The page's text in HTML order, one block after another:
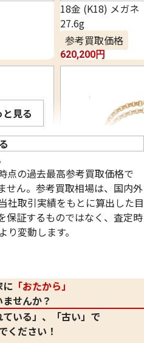
18金 (K18) メガネ
27.6g
参考買取価格
620,200円
と見る
の過去最高参考買取価格で
せん。参考買取相場は、国内外
社取引実績をもとに算出した目
保証するものではなく、査定時
変動します。
に 「おたから」
せんか？
ている」、「古い」で
ください！